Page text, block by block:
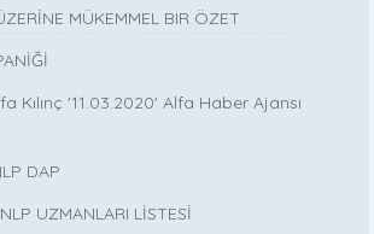
MÜKEMMEL BIR ÖZET
Kılınç '11.03.2020' Alfa Haber Ajansı
DAP
UZMANLARI LİSTESİ